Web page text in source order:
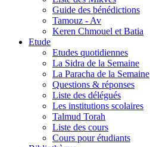
Guide des bénédictions
Tamouz - Av
Keren Chmouel et Batia
Etude
Etudes quotidiennes
La Sidra de la Semaine
La Paracha de la Semaine
Questions & réponses
Liste des délégués
Les institutions scolaires
Talmud Torah
Liste des cours
Cours pour étudiants